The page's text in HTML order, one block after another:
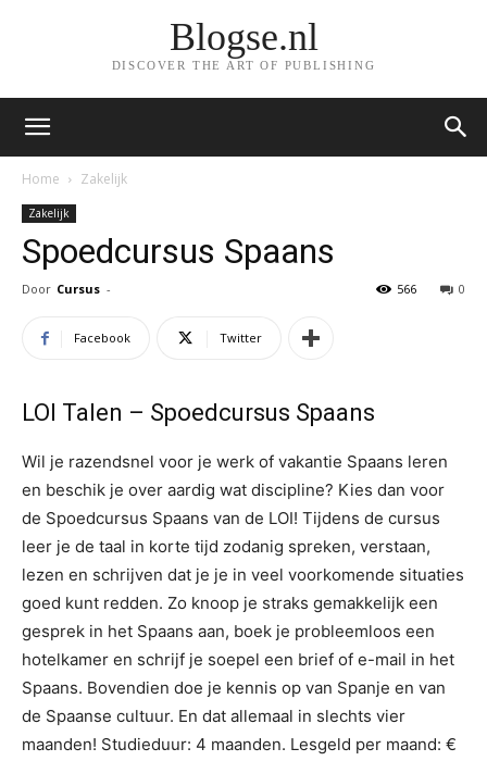
Blogse.nl
DISCOVER THE ART OF PUBLISHING
Home Zakelijk
Zakelijk
Spoedcursus Spaans
Door Cursus - 0
566
Facebook Twitter
LOI Talen – Spoedcursus Spaans
Wil je razendsnel voor je werk of vakantie Spaans leren
en beschik je over aardig wat discipline? Kies dan voor
de Spoedcursus Spaans van de LOI! Tijdens de cursus
leer je de taal in korte tijd zodanig spreken, verstaan,
lezen en schrijven dat je je in veel voorkomende situaties
goed kunt redden. Zo knoop je straks gemakkelijk een
gesprek in het Spaans aan, boek je probleemloos een
hotelkamer en schrijf je soepel een brief of e-mail in het
Spaans. Bovendien doe je kennis op van Spanje en van
de Spaanse cultuur. En dat allemaal in slechts vier
maanden! Studieduur: 4 maanden. Lesgeld per maand: €